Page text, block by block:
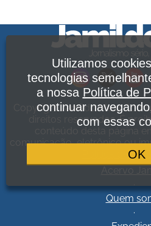
Copyright Jamildo Melo
direitos reservados. É
conteúdo desta página
comunicação, eletrônico ou
Política de
Quem
.
Utilizamos
tecnologias
a nossa Política de
continuar
com essas
OK